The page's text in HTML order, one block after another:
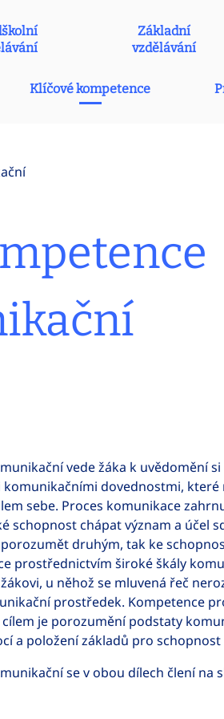
Základní
vzdělávání
Klíčové kompetence
vede žáka k uvědomění
komunikačními dovednostmi,
sebe. Proces komunikace
schopnost chápat význam a účel
druhým, tak ke
prostřednictvím široké škály
u něhož se mluvená řeč
prostředek. Kompetence
je porozumění podstaty
a položení základů pro
se v obou dílech člení na